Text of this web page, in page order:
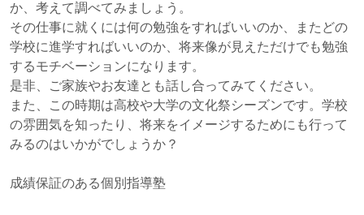
か、考えて調べてみましょう。
その仕事に就くには何の勉強をすればいいのか、またどの
学校に進学すればいいのか、将来像が見えただけでも勉強
するモチベーションになります。
是非、ご家族やお友達とも話し合ってみてください。
また、この時期は高校や大学の文化祭シーズンです。学校
の雰囲気を知ったり、将来をイメージするためにも行って
みるのはいかがでしょうか？
成績保証のある個別指導塾